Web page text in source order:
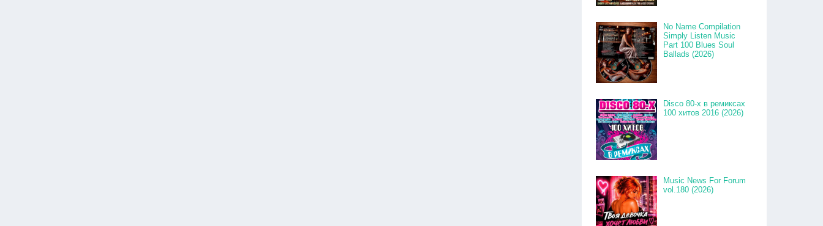
No Name Compilation
Simply Listen Music
Part 100 Blues Soul
Ballads (2026)
Disco 80-x в ремиксах
100 хитов 2016 (2026)
Music News For Forum
vol.180 (2026)